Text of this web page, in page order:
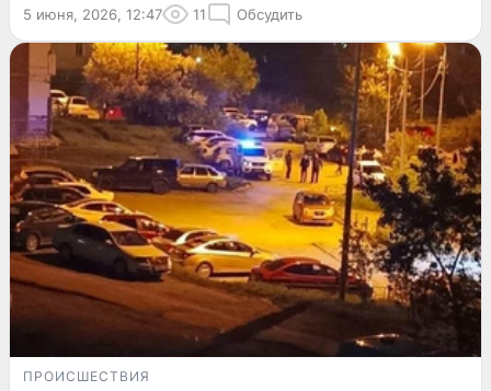
5 июня, 2026, 12:47 11 Обсудить
ПРОИСШЕСТВИЯ